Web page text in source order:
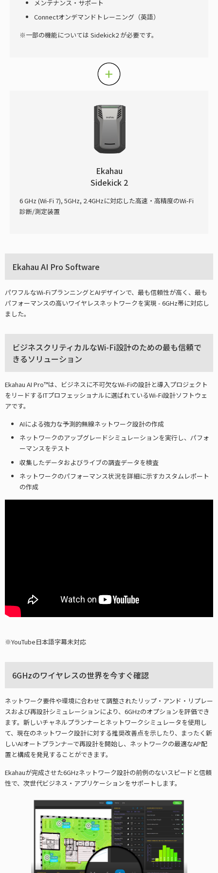
メンテナンス・サポート
Connectオンデマンドトレーニング（英語）
一部の機能については Sidekick2 が必要です。
Ekahau
Sidekick 2
6 GHz (Wi-Fi 7), 5GHz, 2.4GHzに対応した高速・高精度のWi-Fi
診断/測定装置
Ekahau AI Pro Software
パワフルなWi-FiプランニングとAIデザインで、最も信頼性が高く、最も
パフォーマンスの高いワイヤレスネットワークを実現 - 6GHz帯に対応し
ました。
ビジネスクリティカルなWi-Fi設計のための最も信頼で
きるソリューション
Ekahau AI Pro™は、ビジネスに不可欠なWi-Fiの設計と導入プロジェクト
をリードするITプロフェッショナルに選ばれているWi-Fi設計ソフトウェ
アです。
AIによる強力な予測的無線ネットワーク設計の作成
ネットワークのアップグレードシミュレーションを実行し、パフォ
ーマンスをテスト
収集したデータおよびライブの調査データを検査
ネットワークのパフォーマンス状況を詳細に示すカスタムレポート
の作成
YouTube日本語字幕未対応
6GHzのワイヤレスの世界を今すぐ確認
ネットワーク要件や環境に合わせて調整されたリップ・アンド・リプレー
スおよび再設計シミュレーションにより、6GHzのオプションを評価でき
ます。新しいチャネルプランナーとネットワークシミュレータを使用し
て、現在のネットワーク設計に対する推奨改善点を示したり、まったく新
しいAIオートプランナーで再設計を開始し、ネットワークの最適なAP配
置と構成を発見することができます。
Ekahauが完成させた6GHzネットワーク設計の前例のないスピードと信頼
性で、次世代ビジネス・アプリケーションをサポートします。